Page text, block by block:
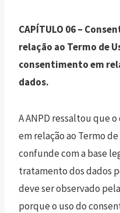
CAPÍTULO 06 –
relação ao Termo de
consentimento em
dados.
A ANPD ressaltou que
em relação ao Termo
confunde com a base
tratamento dos dados
deve ser observado
porque o uso do